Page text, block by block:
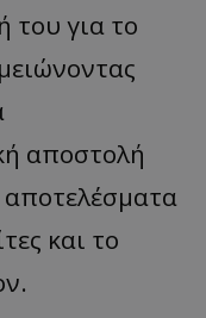
του για το
αποστολή
και το